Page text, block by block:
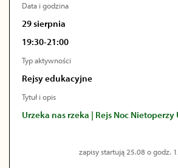
Data i godzina
29 sierpnia
19:30-21:00
Typ aktywności
Rejsy edukacyjne
Tytuł i opis
Urzeka nas rzeka | Rejs Noc Nietoperzy
zapisy startują 25.08 o godz.